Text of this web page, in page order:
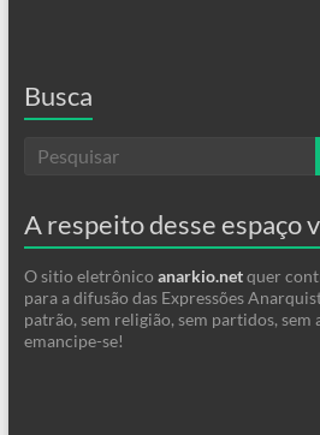
Busca
A respeito desse espaço
O sitio eletrônico anarkio.netquer
para a difusão das Expressões
patrão, sem religião, sem partidos,
emancipe-se!